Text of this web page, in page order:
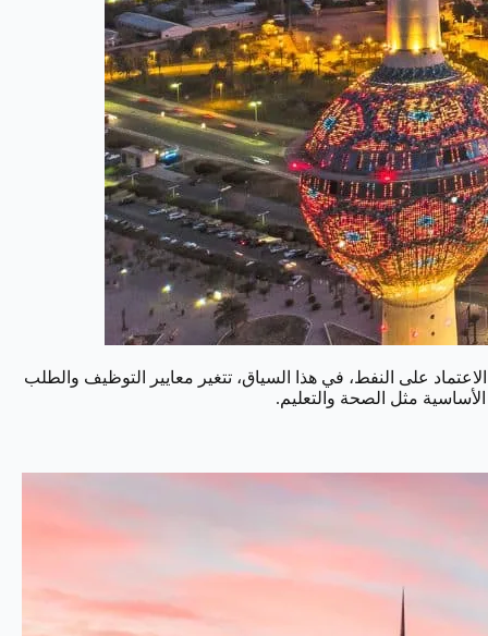
التي تستهدف تنويع مصادر الدخل وتقليل الاعتماد على النفط، في هذا السياق، تتغير معايير التوظيف والطلب
مثل الصحة والتعليم.